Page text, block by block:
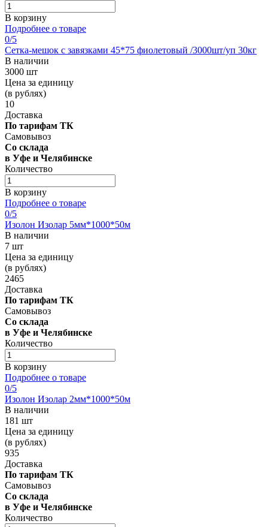
В корзину
Подробнее о товаре
0/5
Сетка-мешок с завязками 45*75 фиолетовый /3000шт/уп 30кг
В наличии
3000 шт
Цена за единицу
(в рублях)
10
Доставка
По тарифам ТК
Самовывоз
Со склада
в Уфе и Челябинске
Количество
В корзину
Подробнее о товаре
0/5
Изолон Изолар 5мм*1000*50м
В наличии
7 шт
Цена за единицу
(в рублях)
2465
Доставка
По тарифам ТК
Самовывоз
Со склада
в Уфе и Челябинске
Количество
В корзину
Подробнее о товаре
0/5
Изолон Изолар 2мм*1000*50м
В наличии
181 шт
Цена за единицу
(в рублях)
935
Доставка
По тарифам ТК
Самовывоз
Со склада
в Уфе и Челябинске
Количество